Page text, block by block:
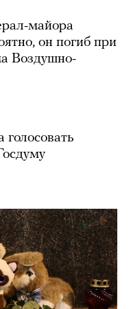
майора
он погиб при
Воздушно-